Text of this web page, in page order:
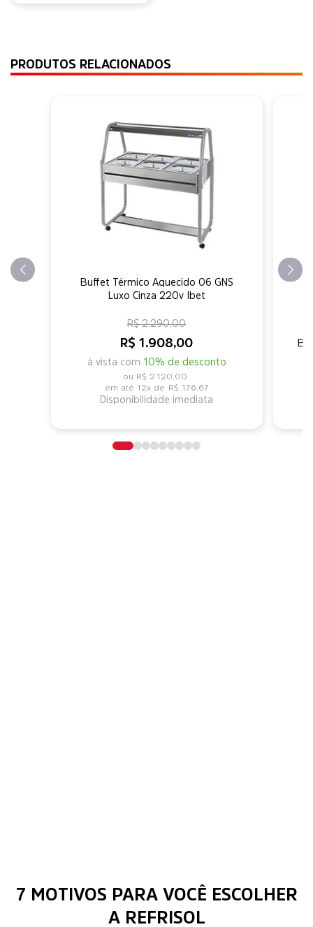
PRODUTOS RELACIONADOS
Buffet Térmico Aquecido 06 GNS
Luxo Cinza 220v Ibet
R$ 1.908,00
à vista com 10% de desconto
R$ 2.290,00
R$ 2.120,00
12x de R$ 176,67
Disponibilidade imediata
7 MOTIVOS PARA VOCÊ ESCOLHER
A REFRISOL